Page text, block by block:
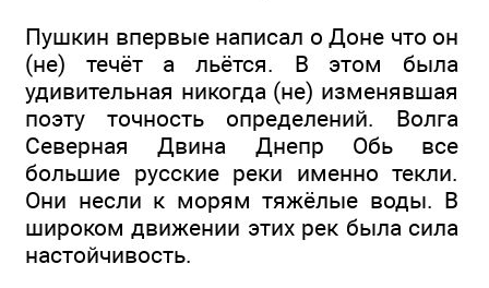
Пушкин впервые написал о Доне что он
(не) течёт а льётся. В этом была
удивительная никогда (не) изменявшая
поэту точность определений. Волга
Северная Двина Днепр Обь все
большие русские реки именно текли.
Они несли к морям тяжёлые воды. В
широком движении этих рек была сила
настойчивость.